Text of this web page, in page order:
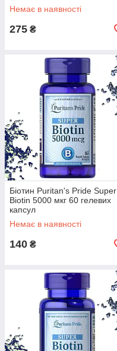
Немає в наявності
275 ₴
Біотин Puritan's Pride Super
Biotin 5000 мкг 60 гелевих
капсул
Немає в наявності
140 ₴